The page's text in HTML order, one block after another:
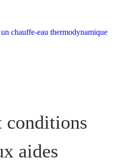
chauffe-eau thermodynamique
conditions
aides